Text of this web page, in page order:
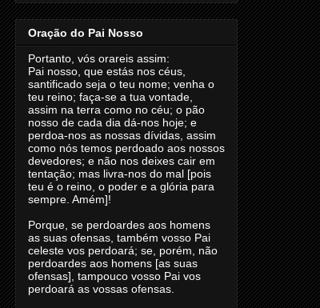
Oração do Pai Nosso
Portanto, vós orareis assim:
Pai nosso, que estás nos céus,
santificado seja o teu nome; venha o
teu reino; faça-se a tua vontade,
assim na terra como no céu; o pão
nosso de cada dia dá-nos hoje; e
perdoa-nos as nossas dívidas, assim
como nós temos perdoado aos nossos
devedores; e não nos deixes cair em
tentação; mas livra-nos do mal [pois
teu é o reino, o poder e a glória para
sempre. Amém]!
Porque, se perdoardes aos homens
as suas ofensas, também vosso Pai
celeste vos perdoará; se, porém, não
perdoardes aos homens [as suas
ofensas], tampouco vosso Pai vos
perdoará as vossas ofensas.